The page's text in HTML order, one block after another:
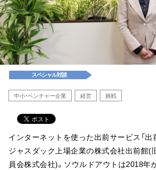
スペシャル対談
中小・ベンチャー企業 経営 挑戦
インターネットを使った出前サービス「出
ジャスダック上場企業の株式会社出前館(
員会株式会社)。ソウルドアウトは2018年